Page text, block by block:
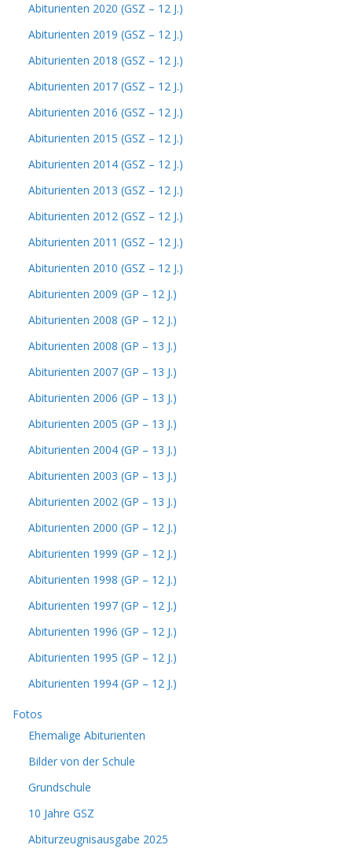
Abiturienten 2020 (GSZ – 12 J.)
Abiturienten 2019 (GSZ – 12 J.)
Abiturienten 2018 (GSZ – 12 J.)
Abiturienten 2017 (GSZ – 12 J.)
Abiturienten 2016 (GSZ – 12 J.)
Abiturienten 2015 (GSZ – 12 J.)
Abiturienten 2014 (GSZ – 12 J.)
Abiturienten 2013 (GSZ – 12 J.)
Abiturienten 2012 (GSZ – 12 J.)
Abiturienten 2011 (GSZ – 12 J.)
Abiturienten 2010 (GSZ – 12 J.)
Abiturienten 2009 (GP – 12 J.)
Abiturienten 2008 (GP – 12 J.)
Abiturienten 2008 (GP – 13 J.)
Abiturienten 2007 (GP – 13 J.)
Abiturienten 2006 (GP – 13 J.)
Abiturienten 2005 (GP – 13 J.)
Abiturienten 2004 (GP – 13 J.)
Abiturienten 2003 (GP – 13 J.)
Abiturienten 2002 (GP – 13 J.)
Abiturienten 2000 (GP – 12 J.)
Abiturienten 1999 (GP – 12 J.)
Abiturienten 1998 (GP – 12 J.)
Abiturienten 1997 (GP – 12 J.)
Abiturienten 1996 (GP – 12 J.)
Abiturienten 1995 (GP – 12 J.)
Abiturienten 1994 (GP – 12 J.)
Fotos
Ehemalige Abiturienten
Bilder von der Schule
Grundschule
10 Jahre GSZ
Abiturzeugnisausgabe 2025